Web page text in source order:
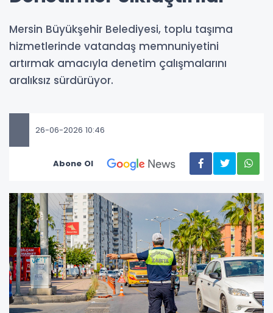
Mersin Büyükşehir Belediyesi, toplu taşıma
hizmetlerinde vatandaş memnuniyetini
artırmak amacıyla denetim çalışmalarını
aralıksız sürdürüyor.
26-06-2026 10:46
Abone Ol